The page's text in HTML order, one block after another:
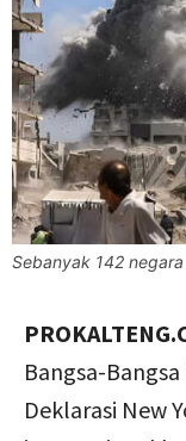
Sebanyak 142
Bangsa-
Deklarasi New